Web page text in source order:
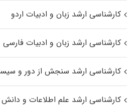
کارشناسی ارشد زبان و ادبیات اردو
کارشناسی ارشد زبان و ادبیات فارسی
کارشناسی ارشد سنجش از دور و
کارشناسی ارشد علم اطلاعات و